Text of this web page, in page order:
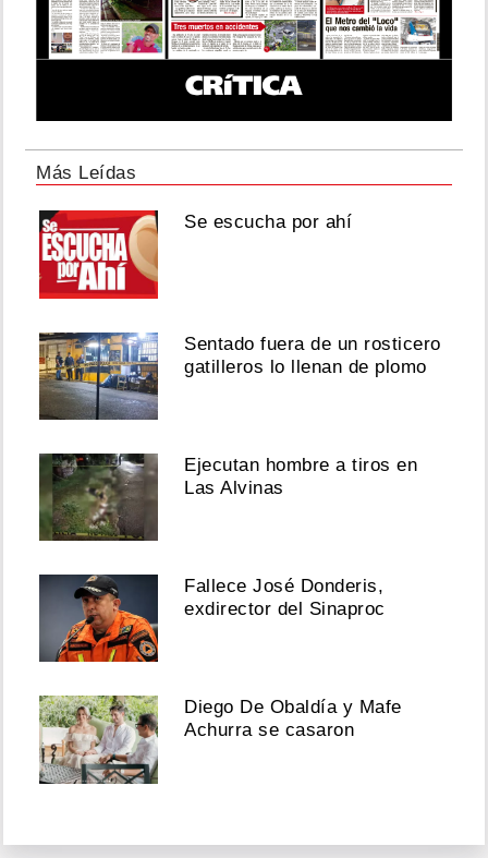
Más Leídas
Se escucha por ahí
Sentado fuera de un rosticero
gatilleros lo llenan de plomo
Ejecutan hombre a tiros en
Las Alvinas
Fallece José Donderis,
exdirector del Sinaproc
Diego De Obaldía y Mafe
Achurra se casaron